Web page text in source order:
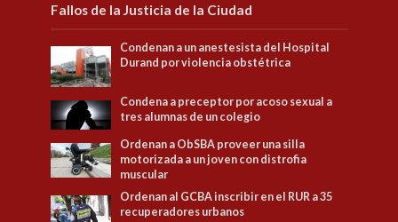
Fallos de la Justicia de la Ciudad
Condenan a un anestesista del Hospital
Durand por violencia obstétrica
Condena a preceptor por acoso sexual a
tres alumnas de un colegio
Ordenan a ObSBA proveer una silla
motorizada a un joven con distrofia
muscular
Ordenan al GCBA inscribir en el RUR a 35
recuperadores urbanos